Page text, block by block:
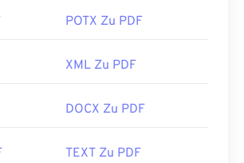
POTX Zu PDF
XML Zu PDF
DOCX Zu PDF
TEXT Zu PDF